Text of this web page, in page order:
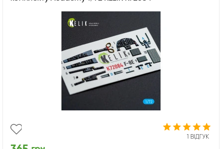
1 ВІДГУК